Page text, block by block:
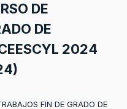
DE
DE
2024